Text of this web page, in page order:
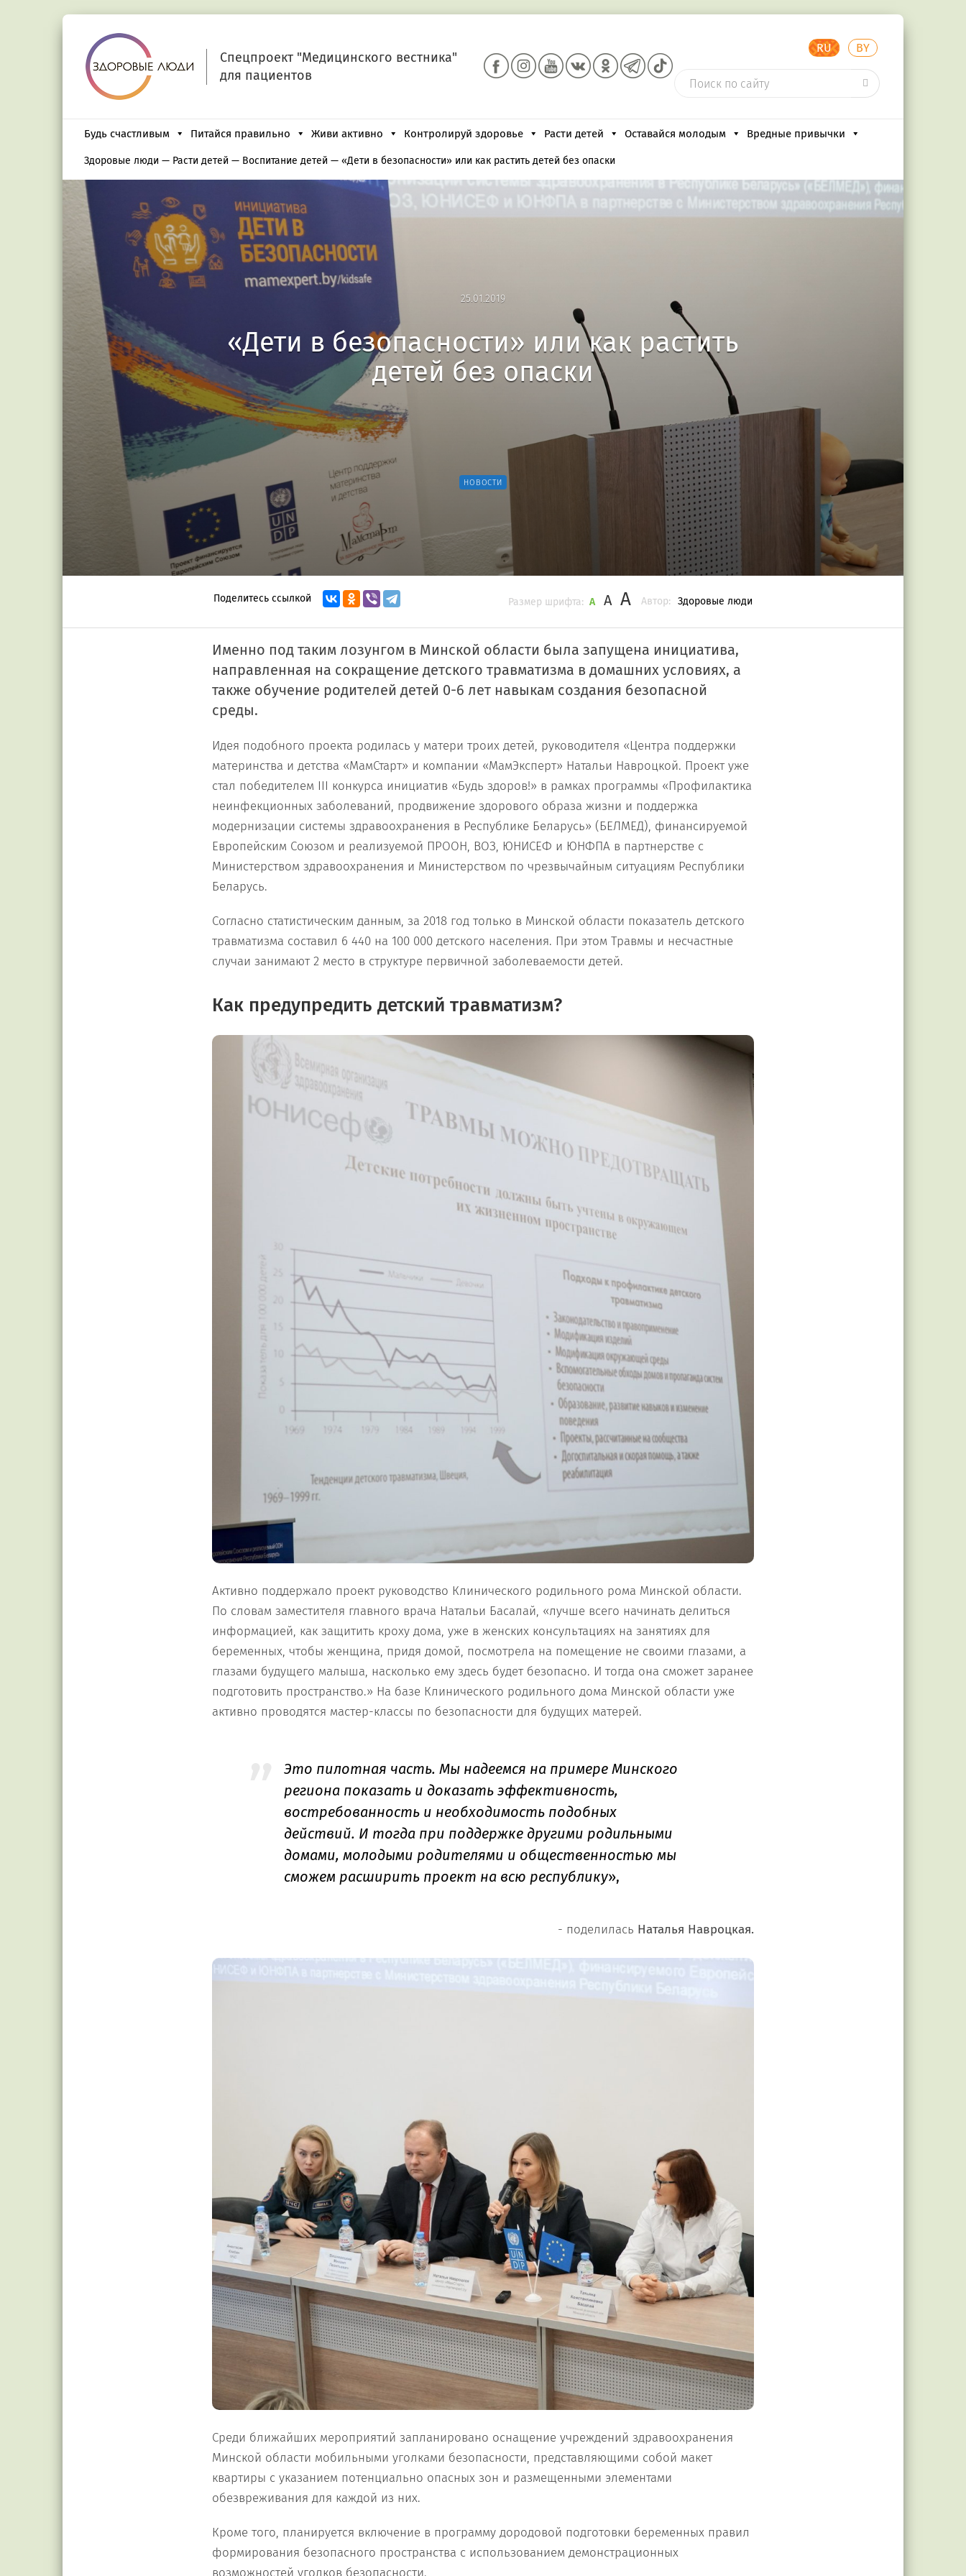
Спецпроект "Медицинского вестника"
для пациентов
RU BY
Будь счастливым Питайся правильно Живи активно Контролируй здоровье Расти детей Оставайся молодым Вредные привычки
Здоровые люди — Расти детей — Воспитание детей — «Дети в безопасности» или как растить детей без опаски
25.01.2019
«Дети в безопасности» или как растить
детей без опаски
НОВОСТИ
Поделитесь ссылкой Автор: Здоровые люди
Размер шрифта: A A A
Именно под таким лозунгом в Минской области была запущена инициатива,
направленная на сокращение детского травматизма в домашних условиях, а
также обучение родителей детей 0-6 лет навыкам создания безопасной
среды.
Идея подобного проекта родилась у матери троих детей, руководителя «Центра поддержки
материнства и детства «МамСтарт» и компании «МамЭксперт» Натальи Навроцкой. Проект уже
стал победителем III конкурса инициатив «Будь здоров!» в рамках программы «Профилактика
неинфекционных заболеваний, продвижение здорового образа жизни и поддержка
модернизации системы здравоохранения в Республике Беларусь» (БЕЛМЕД), финансируемой
Европейским Союзом и реализуемой ПРООН, ВОЗ, ЮНИСЕФ и ЮНФПА в партнерстве с
Министерством здравоохранения и Министерством по чрезвычайным ситуациям Республики
Беларусь.
Согласно статистическим данным, за 2018 год только в Минской области показатель детского
травматизма составил 6 440 на 100 000 детского населения. При этом Травмы и несчастные
случаи занимают 2 место в структуре первичной заболеваемости детей.
Как предупредить детский травматизм?
Активно поддержало проект руководство Клинического родильного рома Минской области.
По словам заместителя главного врача Натальи Басалай, «лучше всего начинать делиться
информацией, как защитить кроху дома, уже в женских консультациях на занятиях для
беременных, чтобы женщина, придя домой, посмотрела на помещение не своими глазами, а
глазами будущего малыша, насколько ему здесь будет безопасно. И тогда она сможет заранее
подготовить пространство.» На базе Клинического родильного дома Минской области уже
активно проводятся мастер-классы по безопасности для будущих матерей.
Это пилотная часть. Мы надеемся на примере Минского
региона показать и доказать эффективность,
востребованность и необходимость подобных
действий. И тогда при поддержке другими родильными
домами, молодыми родителями и общественностью мы
сможем расширить проект на всю республику»,
- поделилась Наталья Навроцкая.
Среди ближайших мероприятий запланировано оснащение учреждений здравоохранения
Минской области мобильными уголками безопасности, представляющими собой макет
квартиры с указанием потенциально опасных зон и размещенными элементами
обезвреживания для каждой из них.
Кроме того, планируется включение в программу дородовой подготовки беременных правил
формирования безопасного пространства с использованием демонстрационных